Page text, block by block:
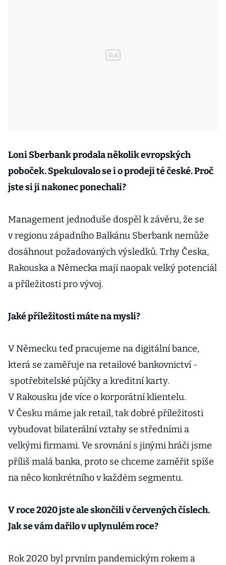
Loni Sberbank prodala několik evropských
poboček. Spekulovalo se i o prodeji té české. Proč
jste si ji nakonec ponechali?
Management jednoduše dospěl k závěru, že se
v regionu západního Balkánu Sberbank nemůže
dosáhnout požadovaných výsledků. Trhy Česka,
Rakouska a Německa mají naopak velký potenciál
a příležitosti pro vývoj.
Jaké příležitosti máte na mysli?
V Německu teď pracujeme na digitální bance,
která se zaměřuje na retailové bankovnictví -
spotřebitelské půjčky a kreditní karty.
V Rakousku jde více o korporátní klientelu.
V Česku máme jak retail, tak dobré příležitosti
vybudovat bilaterální vztahy se středními a
velkými firmami. Ve srovnání s jinými hráči jsme
příliš malá banka, proto se chceme zaměřit spíše
na něco konkrétního v každém segmentu.
V roce 2020 jste ale skončili v červených číslech.
Jak se vám dařilo v uplynulém roce?
Rok 2020 byl prvním pandemickým rokem a